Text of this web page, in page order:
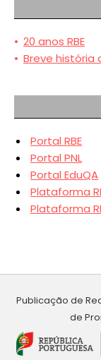
• 20 anos RBE
• Breve história
Portal RBE
Portal PNL
Portal EduQA
Plataforma
Plataforma
Publicação de
de